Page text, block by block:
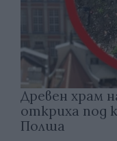
Древен храм
откриха под
Полша